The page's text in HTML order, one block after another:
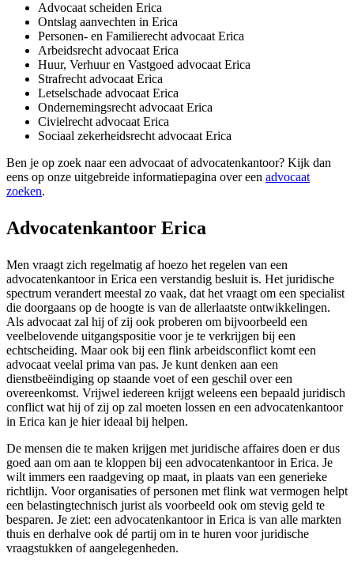
Advocaat scheiden Erica
Ontslag aanvechten in Erica
Personen- en Familierecht advocaat Erica
Arbeidsrecht advocaat Erica
Huur, Verhuur en Vastgoed advocaat Erica
Strafrecht advocaat Erica
Letselschade advocaat Erica
Ondernemingsrecht advocaat Erica
Civielrecht advocaat Erica
Sociaal zekerheidsrecht advocaat Erica
Ben je op zoek naar een advocaat of advocatenkantoor? Kijk dan
eens op onze uitgebreide informatiepagina over een advocaat
zoeken.
Advocatenkantoor Erica
Men vraagt zich regelmatig af hoezo het regelen van een
advocatenkantoor in Erica een verstandig besluit is. Het juridische
spectrum verandert meestal zo vaak, dat het vraagt om een specialist
die doorgaans op de hoogte is van de allerlaatste ontwikkelingen.
Als advocaat zal hij of zij ook proberen om bijvoorbeeld een
veelbelovende uitgangspositie voor je te verkrijgen bij een
echtscheiding. Maar ook bij een flink arbeidsconflict komt een
advocaat veelal prima van pas. Je kunt denken aan een
dienstbeëindiging op staande voet of een geschil over een
overeenkomst. Vrijwel iedereen krijgt weleens een bepaald juridisch
conflict wat hij of zij op zal moeten lossen en een advocatenkantoor
in Erica kan je hier ideaal bij helpen.
De mensen die te maken krijgen met juridische affaires doen er dus
goed aan om aan te kloppen bij een advocatenkantoor in Erica. Je
wilt immers een raadgeving op maat, in plaats van een generieke
richtlijn. Voor organisaties of personen met flink wat vermogen helpt
een belastingtechnisch jurist als voorbeeld ook om stevig geld te
besparen. Je ziet: een advocatenkantoor in Erica is van alle markten
thuis en derhalve ook dé partij om in te huren voor juridische
vraagstukken of aangelegenheden.